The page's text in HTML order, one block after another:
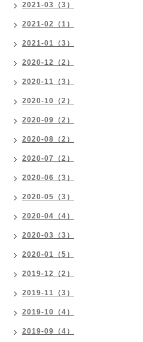
2021-03（3）
2021-02（1）
2021-01（3）
2020-12（2）
2020-11（3）
2020-10（2）
2020-09（2）
2020-08（2）
2020-07（2）
2020-06（3）
2020-05（3）
2020-04（4）
2020-03（3）
2020-01（5）
2019-12（2）
2019-11（3）
2019-10（4）
2019-09（4）